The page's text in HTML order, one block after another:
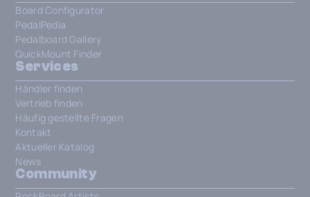
Board Configurator
PedalPedia
Pedalboard Gallery
QuickMount Finder
Services
Händler finden
Vertrieb finden
Häufig gestellte Fragen
Kontakt
Aktueller Katalog
News
Community